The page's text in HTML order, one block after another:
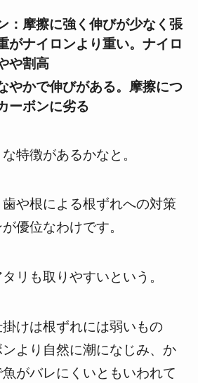
：摩擦に強く伸びが少なく張
がナイロンより重い。ナイロ
や割高
やかで伸びがある。摩擦につ
ーボンに劣る
特徴があるかなと。
や根による根ずれへの対策
優位なわけです。
リも取りやすいという。
けは根ずれには弱いもの
より自然に潮になじみ、か
がバレにくいともいわれて